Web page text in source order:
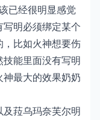
已经很明显感觉
明必须绑定某个
比如火神想要伤
能里面没有写明
最大的效果奶奶
菈乌玛奈芙尔明